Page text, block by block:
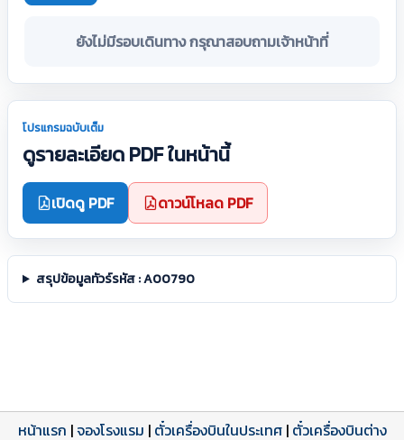
ยังไม่มีรอบเดินทาง กรุณาสอบถามเจ้าหน้าที่
โปรแกรมฉบับเต็ม
ดูรายละเอียด PDF ในหน้านี้
เปิดดู PDF ดาวน์โหลด PDF
สรุปข้อมูลทัวร์รหัส : A00790
หน้าแรก |จองโรงแรม | ตั๋วเครื่องบินในประเทศ| ตั๋วเครื่องบินต่าง